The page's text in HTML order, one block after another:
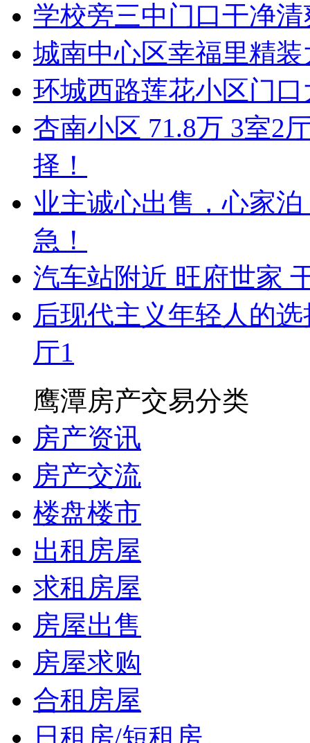
学校旁三中门口干净
城南中心区幸福里精
环城西路莲花小区门
杏南小区 71.8万 3室2
择！
业主诚心出售，心家
急！
汽车站附近 旺府世家
后现代主义年轻人的
厅1
鹰潭房产交易分类
房产资讯
房产交流
楼盘楼市
出租房屋
求租房屋
房屋出售
房屋求购
合租房屋